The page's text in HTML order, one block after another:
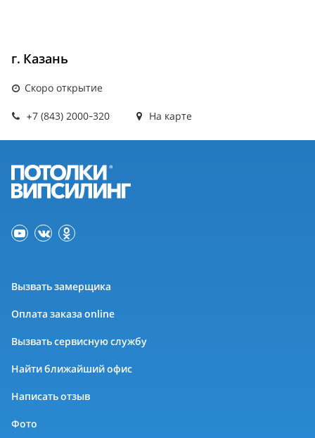
г. Казань
Скоро открытие
+7 (843) 2000-320 На карте
Вызвать замерщика
Оплата заказа online
Вызвать сервисную службу
Найти ближайший офис
Написать отзыв
Фото